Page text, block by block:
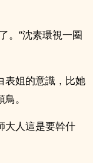
。”沈素環視一圈
表姐的意識，比她
。
大人這是要幹什